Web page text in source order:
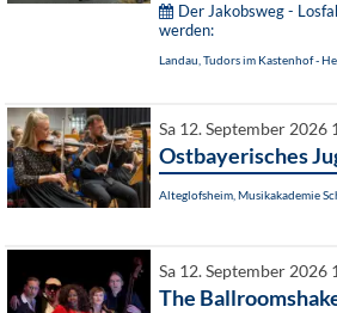
Der Jakobsweg -
werden:
Landau, Tudors im Kastenhof -
Sa 12. September 2026
Ostbayerisches
Alteglofsheim, Musikakademie
Sa 12. September 2026
The